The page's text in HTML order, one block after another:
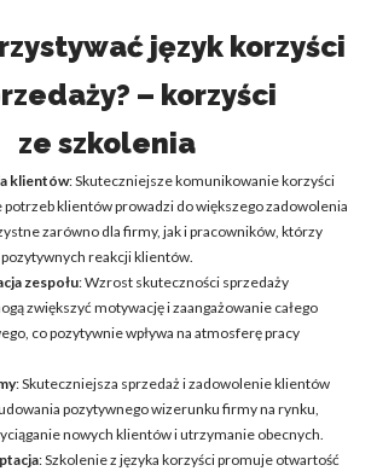
język korzyści
– korzyści
ze szkolenia
klientów: Skuteczniejsze komunikowanie korzyści
klientów prowadzi do większego zadowolenia
zarówno dla firmy, jak i pracowników, którzy
reakcji klientów.
zespołu: Wzrost skuteczności sprzedaży
zwiększyć motywację i zaangażowanie całego
co pozytywnie wpływa na atmosferę pracy
: Skuteczniejsza sprzedaż i zadowolenie klientów
pozytywnego wizerunku firmy na rynku,
nowych klientów i utrzymanie obecnych.
: Szkolenie z języka korzyści promuje otwartość